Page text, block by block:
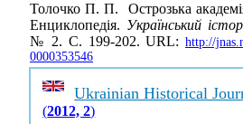
Толочко П. П. Острозька
Енциклопедія. Український
№ 2. С. 199-202. URL: http://
0000353546
Ukrainian Historical
(2012, 2)